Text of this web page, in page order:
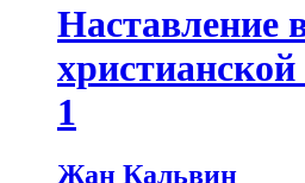
Наставление
1
Жан Кальвин